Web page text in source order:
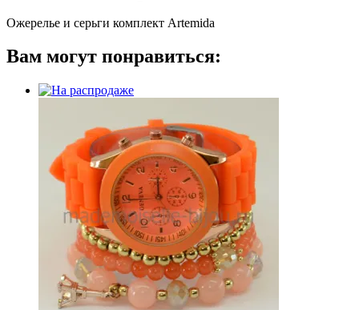
Ожерелье и серьги комплект Artemida
Вам могут понравиться: